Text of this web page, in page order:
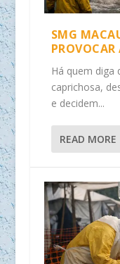
SMG
Há quem diga
caprichosa,
e decidem...
READ MORE